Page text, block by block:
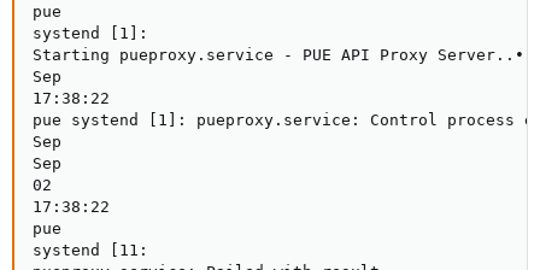
pue
systend [1]:
Starting pueproxy.service - PUE API Proxy Server..•
Sep
17:38:22
pue systend [1]: pueproxy.service: Control process
Sep
Sep
02
17:38:22
pue
systend [11: